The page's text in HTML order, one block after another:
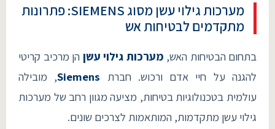
מערכות גילוי עשן מסוג SIEMENS: פתרונות
מתקדמים לבטיחות אש
בתחום הבטיחות האש, מערכות גילוי עשן הן מרכיב קריטי
להגנה על חיי אדם ורכוש. חברת Siemens, מובילה
עולמית בטכנולוגיות בטיחות, מציעה מגוון רחב של מערכות
גילוי עשן מתקדמות, המותאמות לצרכים שונים.